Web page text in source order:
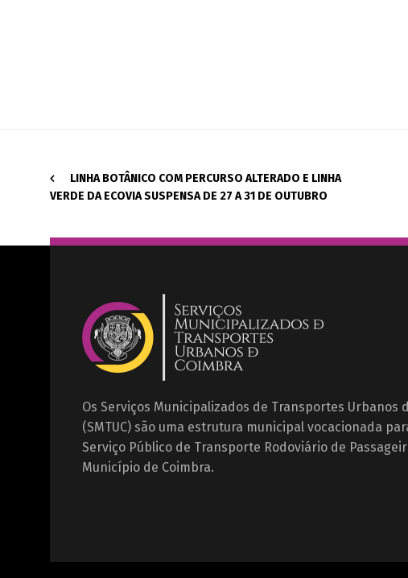
LINHA BOTÂNICO COM PERCURSO ALTERADO E LINHA
VERDE DA ECOVIA SUSPENSA DE 27 A 31 DE OUTUBRO
Os Serviços Municipalizados de Transportes Urbanos
(SMTUC) são uma estrutura municipal vocacionada
Serviço Público de Transporte Rodoviário de
Município de Coimbra.